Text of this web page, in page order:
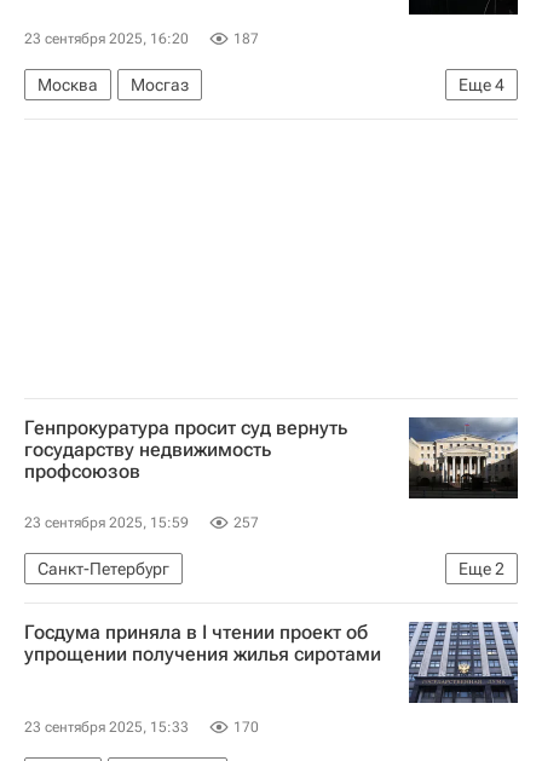
23 сентября 2025, 16:20 187
Еще4
Москва
Мосгаз
Москва Сегодня: мегаполис для жизни
Генпрокуратура просит суд вернуть
государству недвижимость
профсоюзов
23 сентября 2025, 15:59 257
Еще2
Санкт-Петербург
Генеральная прокуратура РФ
Федерация независимых профсоюзов России
Госдума приняла в I чтении проект об
упрощении получения жилья сиротами
23 сентября 2025, 15:33 170